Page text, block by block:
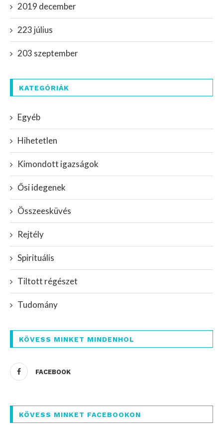
2019 december
223 július
203 szeptember
KATEGÓRIÁK
Egyéb
Hihetetlen
Kimondott igazságok
Ősi idegenek
Összeesküvés
Rejtély
Spirituális
Tiltott régészet
Tudomány
KÖVESS MINKET MINDENHOL
FACEBOOK
KÖVESS MINKET FACEBOOKON